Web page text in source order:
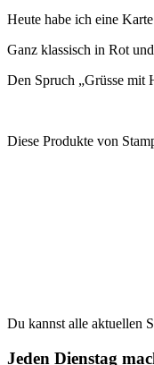
Heute habe ich eine
Ganz klassisch in Rot
Den Spruch „Grüsse mit
Diese Produkte von
Du kannst alle aktuellen
Jeden Dienstag